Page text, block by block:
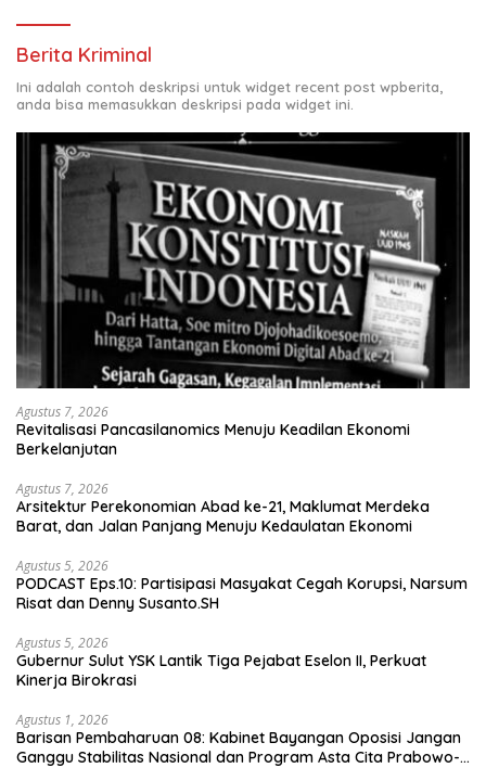
Berita Kriminal
Ini adalah contoh deskripsi untuk widget recent post wpberita,
anda bisa memasukkan deskripsi pada widget ini.
Agustus 7, 2026
Revitalisasi Pancasilanomics Menuju Keadilan Ekonomi
Berkelanjutan
Agustus 7, 2026
Arsitektur Perekonomian Abad ke-21, Maklumat Merdeka
Barat, dan Jalan Panjang Menuju Kedaulatan Ekonomi
Agustus 5, 2026
PODCAST Eps.10: Partisipasi Masyakat Cegah Korupsi, Narsum
Risat dan Denny Susanto.SH
Agustus 5, 2026
Gubernur Sulut YSK Lantik Tiga Pejabat Eselon II, Perkuat
Kinerja Birokrasi
Agustus 1, 2026
Barisan Pembaharuan 08: Kabinet Bayangan Oposisi Jangan
Ganggu Stabilitas Nasional dan Program Asta Cita Prabowo-